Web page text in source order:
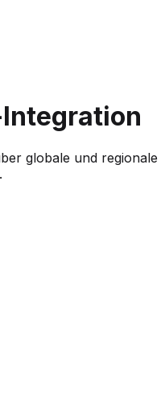
globale und regionale